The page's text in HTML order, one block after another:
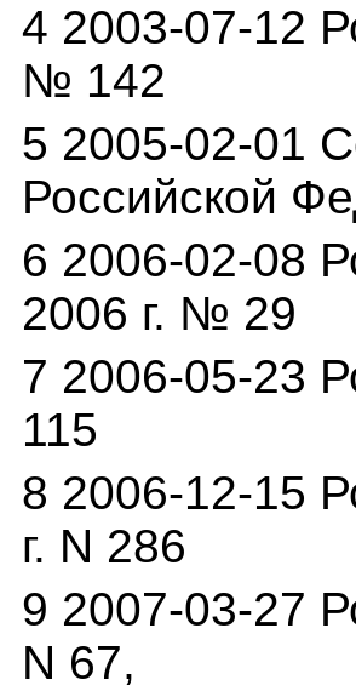
4 2003-07-12
№ 142
5 2005-02-01
Российской
6 2006-02-08
2006 г. № 29
7 2006-05-23
115
8 2006-12-15
г. N 286
9 2007-03-27
N 67,